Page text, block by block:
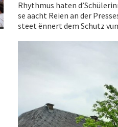
Rhythmus haten
se aacht Reien an der
steet ënnert dem Schutz